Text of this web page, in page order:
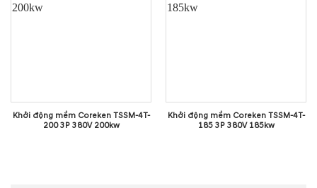
Khởi động mềm Coreken TSSM-4T-
200 3P 380V 200kw
Khởi động mềm Coreken TSSM-4T-
185 3P 380V 185kw